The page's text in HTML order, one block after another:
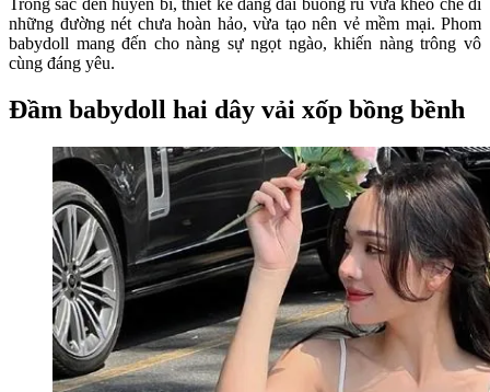
những đường nét chưa hoàn hảo, vừa tạo nên vẻ mềm mại. Phom
babydoll mang đến cho nàng sự ngọt ngào, khiến nàng trông vô
cùng đáng yêu.
Đầm babydoll hai dây vải xốp bồng bềnh